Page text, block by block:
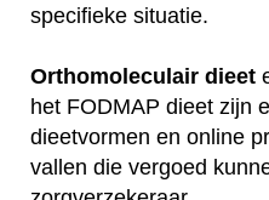
specifieke situatie.
Orthomoleculair dieet
het FODMAP dieet zijn
dieetvormen en online
vallen die vergoed